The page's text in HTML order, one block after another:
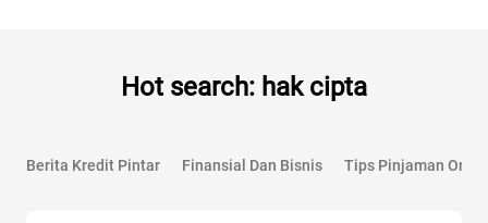
Hot search: hak cipta
Berita Kredit Pintar Finansial Dan Bisnis Tips Pinjaman